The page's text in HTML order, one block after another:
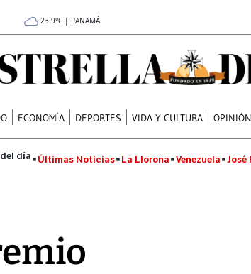
23.9°C | PANAMÁ
ECONOMÍA DEPORTES VIDA Y CULTURA OPINIÓN
Últimas Noticias La Llorona Venezuela José